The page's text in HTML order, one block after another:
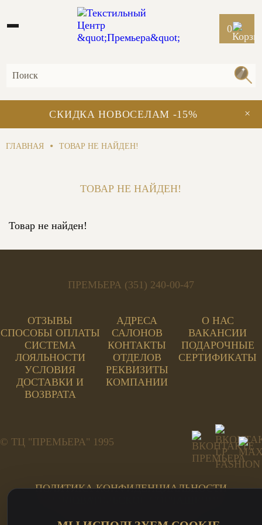
0
×
СКИДКА НОВОСЕЛАМ -15%
ГЛАВНАЯ • ТОВАР НЕ НАЙДЕН!
ТОВАР НЕ НАЙДЕН!
Товар не найден!
ПРЕМЬЕРА (351) 240-00-47
ОТЗЫВЫ
СПОСОБЫ ОПЛАТЫ
СИСТЕМА
ЛОЯЛЬНОСТИ
УСЛОВИЯ
ДОСТАВКИ И
ВОЗВРАТА
АДРЕСА
САЛОНОВ
КОНТАКТЫ
ОТДЕЛОВ
РЕКВИЗИТЫ
КОМПАНИИ
О НАС
ВАКАНСИИ
ПОДАРОЧНЫЕ
СЕРТИФИКАТЫ
© ТЦ "ПРЕМЬЕРА" 1995
ПОЛИТИКА КОНФИДЕНЦИАЛЬНОСТИ